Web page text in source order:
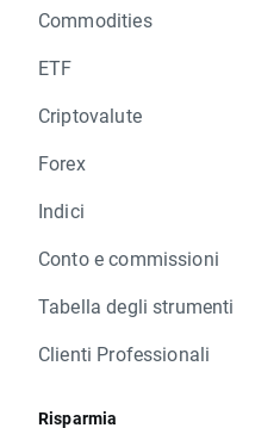
Commodities
ETF
Criptovalute
Forex
Indici
Conto e commissioni
Tabella degli strumenti
Clienti Professionali
Risparmia